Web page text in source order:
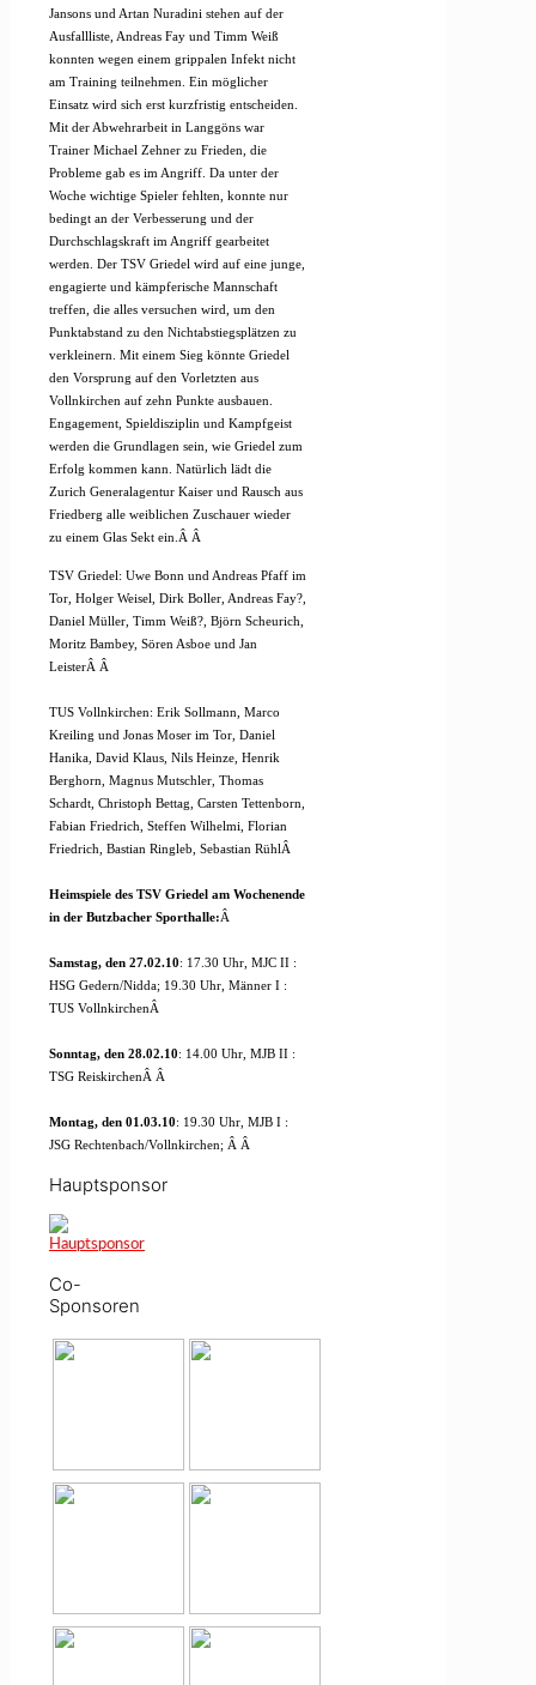
Jansons und Artan Nuradini stehen auf der
Ausfallliste, Andreas Fay und Timm Weiß
konnten wegen einem grippalen Infekt nicht
am Training teilnehmen. Ein möglicher
Einsatz wird sich erst kurzfristig entscheiden.
Mit der Abwehrarbeit in Langgöns war
Trainer Michael Zehner zu Frieden, die
Probleme gab es im Angriff. Da unter der
Woche wichtige Spieler fehlten, konnte nur
bedingt an der Verbesserung und der
Durchschlagskraft im Angriff gearbeitet
werden. Der TSV Griedel wird auf eine junge,
engagierte und kämpferische Mannschaft
treffen, die alles versuchen wird, um den
Punktabstand zu den Nichtabstiegsplätzen zu
verkleinern. Mit einem Sieg könnte Griedel
den Vorsprung auf den Vorletzten aus
Vollnkirchen auf zehn Punkte ausbauen.
Engagement, Spieldisziplin und Kampfgeist
werden die Grundlagen sein, wie Griedel zum
Erfolg kommen kann. Natürlich lädt die
Zurich Generalagentur Kaiser und Rausch aus
Friedberg alle weiblichen Zuschauer wieder
zu einem Glas Sekt ein.Â Â
TSV Griedel: Uwe Bonn und Andreas Pfaff im
Tor, Holger Weisel, Dirk Boller, Andreas Fay?,
Daniel Müller, Timm Weiß?, Björn Scheurich,
Moritz Bambey, Sören Asboe und Jan
LeisterÂ Â
TUS Vollnkirchen: Erik Sollmann, Marco
Kreiling und Jonas Moser im Tor, Daniel
Hanika, David Klaus, Nils Heinze, Henrik
Berghorn, Magnus Mutschler, Thomas
Schardt, Christoph Bettag, Carsten Tettenborn,
Fabian Friedrich, Steffen Wilhelmi, Florian
Friedrich, Bastian Ringleb, Sebastian Rühl Â
Heimspiele des TSV Griedel am Wochenende
in der Butzbacher Sporthalle:Â
Samstag, den 27.02.10: 17.30 Uhr, MJC II :
HSG Gedern/Nidda; 19.30 Uhr, Männer I :
TUS VollnkirchenÂ
Sonntag, den 28.02.10: 14.00 Uhr, MJB II :
TSG ReiskirchenÂ Â
Montag, den 01.03.10: 19.30 Uhr, MJB I :
JSG Rechtenbach/Vollnkirchen; Â Â
Hauptsponsor
Co-
Sponsoren